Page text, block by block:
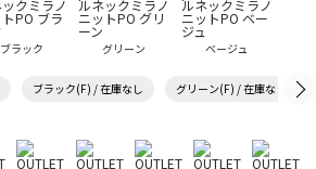
ブラック グリーン ベージュ
ブラック(F) / 在庫なし グリーン(F) / 在庫なし